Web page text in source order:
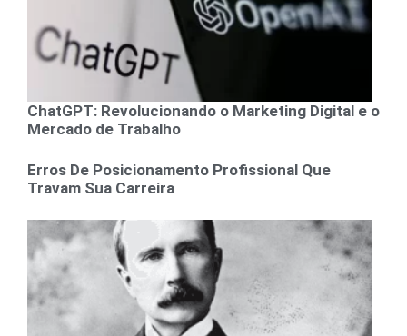
ChatGPT: Revolucionando o Marketing Digital e o
Mercado de Trabalho
Erros De Posicionamento Profissional Que
Travam Sua Carreira